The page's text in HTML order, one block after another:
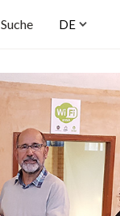
DE
Suche